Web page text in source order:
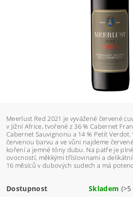
Meerlust Red 2021 je vyvážené červené
v Jižní Africe, tvořené z 36 % Cabernet
Cabernet Sauvignonu a 14 % Petit
červenou barvu a ve vůni najdeme
koření a jemné tóny dubu. Na patře je
ovocností, měkkými tříslovinami a
16 měsíců v dubových sudech a má
Dostupnost Skladem